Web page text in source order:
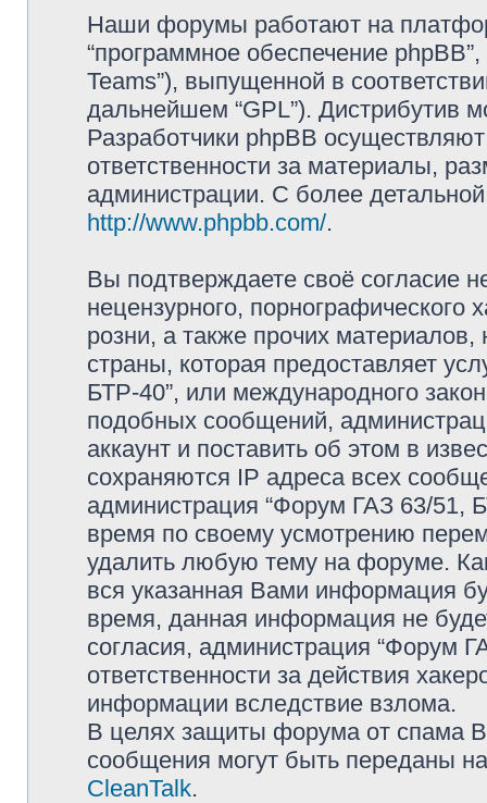
Наши форумы работают на
“программное обеспечение
Teams”), выпущенной в
дальнейшем “GPL”). Дистрибутив
Разработчики phpBB
ответственности за материалы,
администрации. С более
http://www.phpbb.com/.
Вы подтверждаете своё согласие
нецензурного, порнографического
розни, а также прочих
страны, которая предоставляет
БТР-40”, или международного
подобных сообщений,
аккаунт и поставить об этом в
сохраняются IP адреса всех
администрация “Форум ГАЗ 63/51,
время по своему усмотрению
удалить любую тему на форуме.
вся указанная Вами информация
время, данная информация не
согласия, администрация “Форум
ответственности за действия
информации вследствие взлома.
В целях защиты форума от спама
сообщения могут быть переданы
CleanTalk.